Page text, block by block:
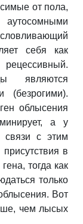
от пола,
себя как
являются
облысения
а у
с этим
в
тогда как
только
Вот
чем лысых